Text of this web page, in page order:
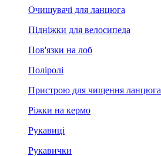
Очищувачі для ланцюга
Підніжки для велосипеда
Пов'язки на лоб
Поліролі
Пристрою для чищення ланцюга
Ріжки на кермо
Рукавиці
Рукавички